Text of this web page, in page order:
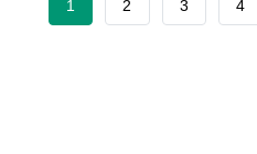
当
1 页
2 页
3 页
4